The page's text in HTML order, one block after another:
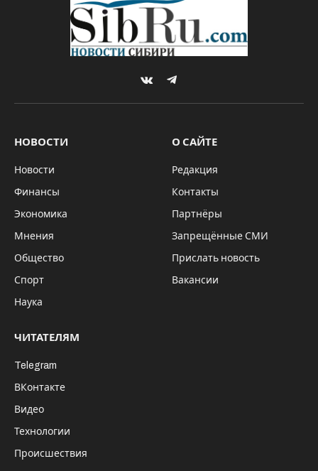
VKontakteTelegram
НОВОСТИ
Новости
Финансы
Экономика
Мнения
Общество
Спорт
Наука
О САЙТЕ
Редакция
Контакты
Партнёры
Запрещённые СМИ
Прислать новость
Вакансии
ЧИТАТЕЛЯМ
Telegram
ВКонтакте
Видео
Технологии
Происшествия